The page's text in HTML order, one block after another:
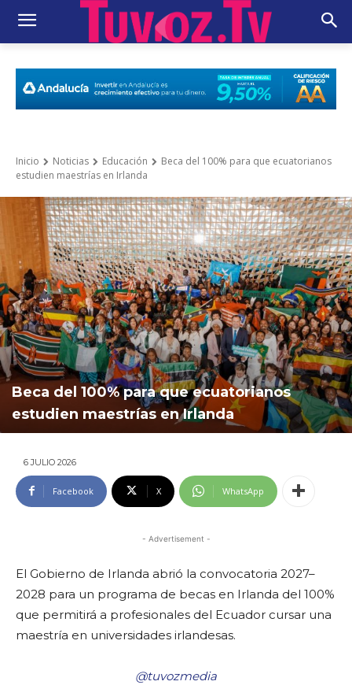
Inicio Noticias Educación
Beca del 100% para que ecuatorianos
estudien maestrías en Irlanda
Beca del 100% para que ecuatorianos
estudien maestrías en Irlanda
6 JULIO 2026
Facebook X WhatsApp
- Advertisement -
El Gobierno de Irlanda abrió la convocatoria 2027–
2028 para un programa de becas en Irlanda del 100%
que permitirá a profesionales del Ecuador cursar una
maestría en universidades irlandesas.
@tuvozmedia